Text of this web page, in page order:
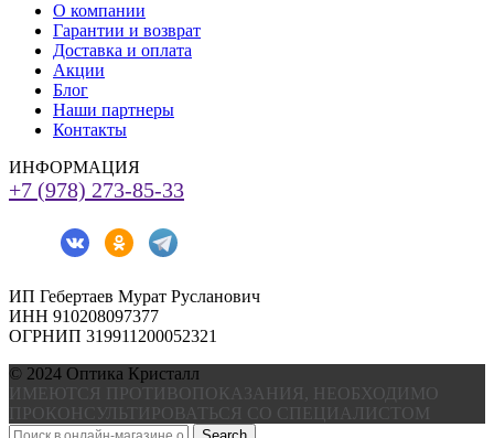
О компании
Гарантии и возврат
Доставка и оплата
Акции
Блог
Наши партнеры
Контакты
ИНФОРМАЦИЯ
+7 (978) 273-85-33
ИП Гебертаев Мурат Русланович
ИНН 910208097377
ОГРНИП 319911200052321
© 2024 Оптика Кристалл
ИМЕЮТСЯ ПРОТИВОПОКАЗАНИЯ, НЕОБХОДИМО
ПРОКОНСУЛЬТИРОВАТЬСЯ СО СПЕЦИАЛИСТОМ